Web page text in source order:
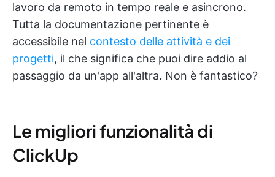
lavoro da remoto in tempo reale e asincrono.
Tutta la documentazione pertinente è
accessibile nel contesto delle attività e dei
progetti, il che significa che puoi dire addio al
passaggio da un'app all'altra. Non è fantastico?
Le migliori funzionalità di
ClickUp